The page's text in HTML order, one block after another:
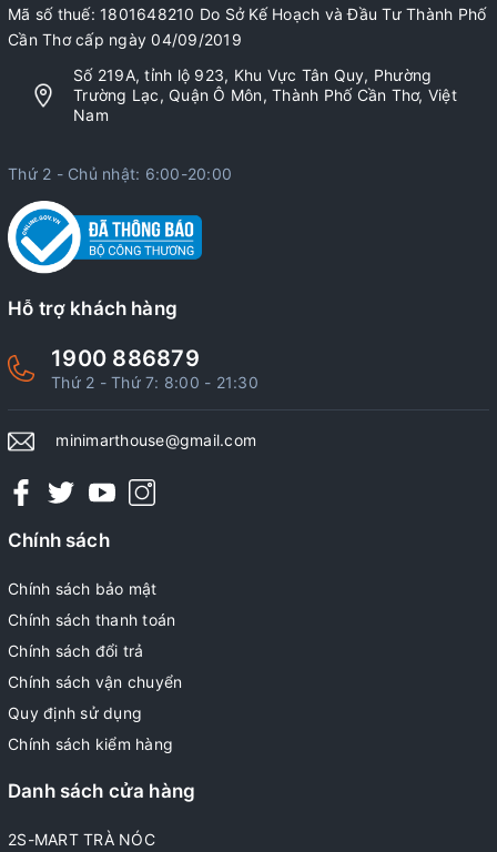
Mã số thuế: 1801648210 Do Sở Kế Hoạch và Đầu Tư Thành Phố
Cần Thơ cấp ngày 04/09/2019
Số 219A, tỉnh lộ 923, Khu Vực Tân Quy, Phường
Trường Lạc, Quận Ô Môn, Thành Phố Cần Thơ, Việt
Nam
Thứ 2 - Chủ nhật: 6:00-20:00
Hỗ trợ khách hàng
1900 886879
Thứ 2 - Thứ 7: 8:00 - 21:30
minimarthouse@gmail.com
Chính sách
Chính sách bảo mật
Chính sách thanh toán
Chính sách đổi trả
Chính sách vận chuyển
Quy định sử dụng
Chính sách kiểm hàng
Danh sách cửa hàng
2S-MART TRÀ NÓC